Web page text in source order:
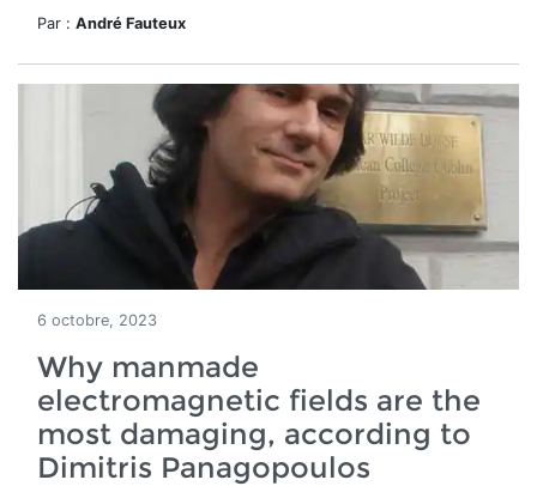
Par : André Fauteux
6 octobre, 2023
Why manmade
electromagnetic fields are the
most damaging, according to
Dimitris Panagopoulos